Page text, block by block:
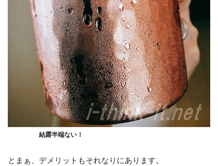
結露半端ない！
とまぁ、デメリットもそれなりにあります。